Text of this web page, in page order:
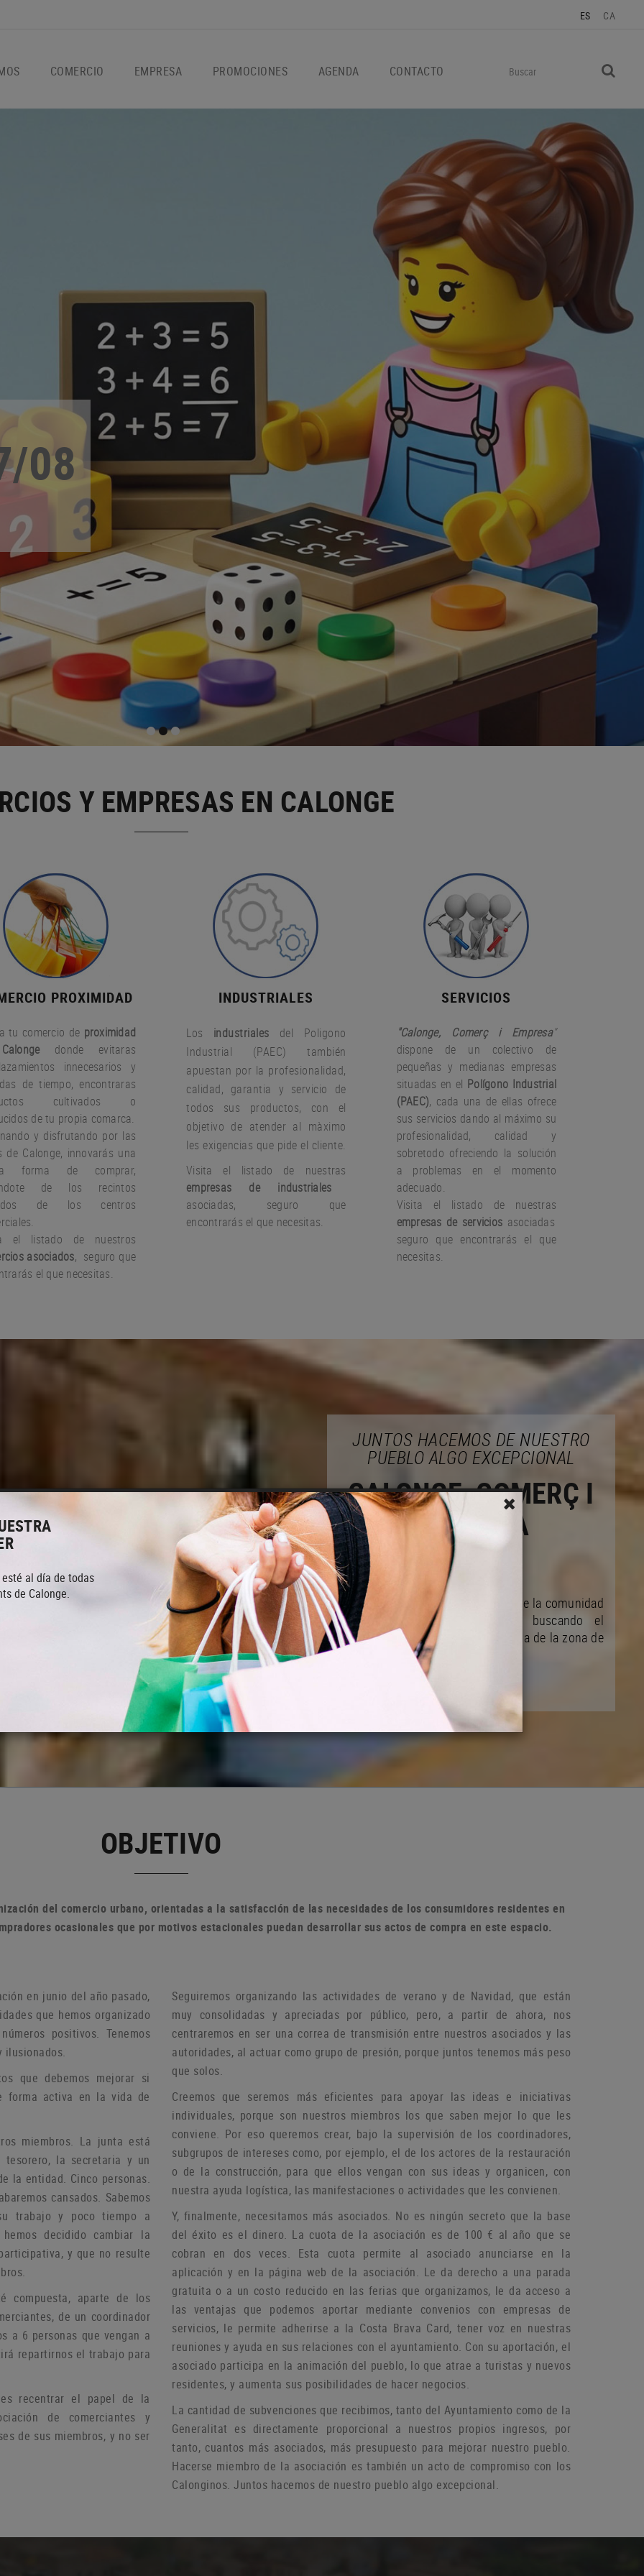
ES CA
COMERCIO EMPRESA PROMOCIONES AGENDA CONTACTO
Y EMPRESAS EN CALONGE
PROXIMIDAD
tu comercio de proximidad
donde evitaras
innecesarios y
de tiempo, encontraras
cultivados o
de tu propia comarca.
y disfrutando por las
de Calonge, innovarás una
forma de comprar,
de los recintos
de los centros
el listado de nuestros
asociados, seguro que
el que necesitas.
INDUSTRIALES
Los industriales del Poligono
Industrial (PAEC) también
apuestan por la profesionalidad,
calidad, garantia y servicio de
todos sus productos, con el
objetivo de atender al màximo
les exigencias que pide el cliente.
Visita el listado de nuestras
empresas de industriales
asociadas, seguro que
encontrarás el que necesitas.
SERVICIOS
"Calonge, Comerç i Empresa"
dispone de un colectivo de
pequeñas y medianas empresas
situadas en el Polígono Industrial
(PAEC), cada una de ellas ofrece
sus servicios dando al máximo su
profesionalidad, calidad y
sobretodo ofreciendo la solución
a problemas en el momento
adecuado.
Visita el listado de nuestras
empresas de servicios asociadas
seguro que encontrarás el que
necesitas.
JUNTOS HACEMOS DE NUESTRO
PUEBLO ALGO EXCEPCIONAL
CALONGE, COMERÇ I
EMPRESA
Actuamos en bien de las mejoras de la comunidad
y de su desarrollo ciudadano buscando el
mejoramiento de la vida comunitaria de la zona de
la población
OBJETIVO
del comercio urbano, orientadas a la satisfacción de las necesidades de los consumidores residentes en
ocasionales que por motivos estacionales puedan desarrollar sus actos de compra en este espacio.
en junio del año pasado,
que hemos organizado
positivos. Tenemos
ilusionados.
que debemos mejorar si
forma activa en la vida de
miembros. La junta está
la secretaria y un
la entidad. Cinco personas.
cansados. Sabemos
trabajo y poco tiempo a
decidido cambiar la
y que no resulte
compuesta, aparte de los
de un coordinador
a 6 personas que vengan a
repartirnos el trabajo para
recentrar el papel de la
de comerciantes y
de sus miembros, y no ser
Seguiremos organizando las actividades de verano y de Navidad, que están
muy consolidadas y apreciadas por público, pero, a partir de ahora, nos
centraremos en ser una correa de transmisión entre nuestros asociados y las
autoridades, al actuar como grupo de presión, porque juntos tenemos más peso
que solos.
Creemos que seremos más eficientes para apoyar las ideas e iniciativas
individuales, porque son nuestros miembros los que saben mejor lo que les
conviene. Por eso queremos crear, bajo la supervisión de los coordinadores,
subgrupos de intereses como, por ejemplo, el de los actores de la restauración
o de la construcción, para que ellos vengan con sus ideas y organicen, con
nuestra ayuda logística, las manifestaciones o actividades que les convienen.
Y, finalmente, necesitamos más asociados. No es ningún secreto que la base
del éxito es el dinero. La cuota de la asociación es de 100 € al año que se
cobran en dos veces. Esta cuota permite al asociado anunciarse en la
aplicación y en la página web de la asociación. Le da derecho a una parada
gratuita o a un costo reducido en las ferias que organizamos, le da acceso a
las ventajas que podemos aportar mediante convenios con empresas de
servicios, le permite adherirse a la Costa Brava Card, tener voz en nuestras
reuniones y ayuda en sus relaciones con el ayuntamiento. Con su aportación, el
asociado participa en la animación del pueblo, lo que atrae a turistas y nuevos
residentes, y aumenta sus posibilidades de hacer negocios.
La cantidad de subvenciones que recibimos, tanto del Ayuntamiento como de la
Generalitat es directamente proporcional a nuestros propios ingresos, por
tanto, cuantos más asociados, más presupuesto para mejorar nuestro pueblo.
Hacerse miembro de la asociación es también un acto de compromiso con los
Calonginos. Juntos hacemos de nuestro pueblo algo excepcional.
al día de todas
de Calonge.